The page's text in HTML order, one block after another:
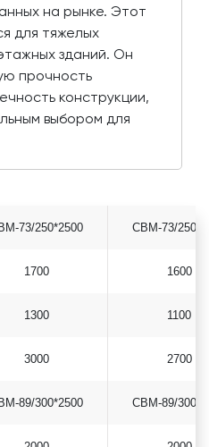
на рынке. Этот
для тяжелых
зданий. Он
прочность
конструкции,
выбором для
73/250*2500
1700
1300
3000
СВМ-73/
1600
1100
2700
89/300*2500 СВМ-89/